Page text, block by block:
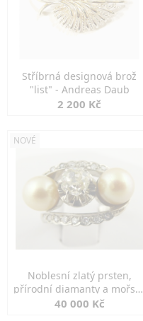
Stříbrná designová brož
"list" - Andreas Daub
2 200 Kč
NOVÉ
Noblesní zlatý prsten,
přírodní diamanty a mořské
perly
40 000 Kč